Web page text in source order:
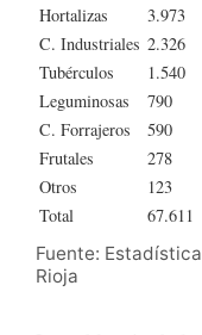
Hortalizas
3.973
C. Industriales 2.326
Tubérculos
1.540
Leguminosas
790
C. Forrajeros
590
Frutales
278
Otros
123
Total
67.611
Fuente:
Rioja